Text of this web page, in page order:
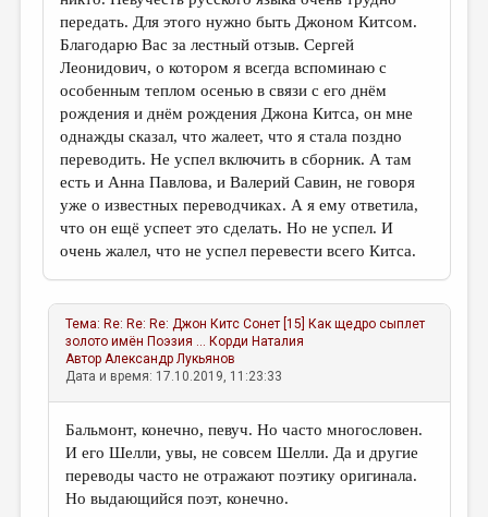
передать. Для этого нужно быть Джоном Китсом.
Благодарю Вас за лестный отзыв. Сергей
Леонидович, о котором я всегда вспоминаю с
особенным теплом осенью в связи с его днём
рождения и днём рождения Джона Китса, он мне
однажды сказал, что жалеет, что я стала поздно
переводить. Не успел включить в сборник. А там
есть и Анна Павлова, и Валерий Савин, не говоря
уже о известных переводчиках. А я ему ответила,
что он ещё успеет это сделать. Но не успел. И
очень жалел, что не успел перевести всего Китса.
Тема: Re: Re: Re: Джон Китс Сонет [15] Как щедро сыплет
золото имён Поэзия ... Корди Наталия
АвторАлександр Лукьянов
Дата и время: 17.10.2019, 11:23:33
Бальмонт, конечно, певуч. Но часто многословен.
И его Шелли, увы, не совсем Шелли. Да и другие
переводы часто не отражают поэтику оригинала.
Но выдающийся поэт, конечно.